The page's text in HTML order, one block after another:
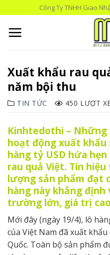
to
content
Công Ty TNHH Giao
Xuất khẩu rau
năm bội thu
TIN TỨC 450 LƯỢT
Kinhtedothi – Những
hoạt động xuất khẩu
hàng tỷ USD hứa
rau quả Việt. Tín
lượng sản phẩm đạt
hàng này khẳng
trường lớn, giá trị
Mới đây (ngày 19/4), lô
của Việt Nam đã xuất
Quốc. Toàn bộ sản phẩm